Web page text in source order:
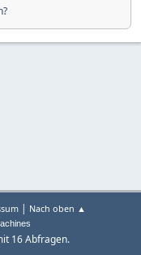
| Nach oben ▲
16 Abfragen.